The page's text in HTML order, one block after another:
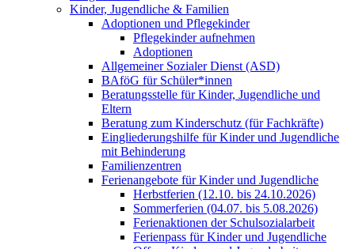
Kinder, Jugendliche & Familien
Adoptionen und Pflegekinder
Pflegekinder aufnehmen
Adoptionen
Allgemeiner Sozialer Dienst (ASD)
BAföG für Schüler*innen
Beratungsstelle für Kinder, Jugendliche und
Eltern
Beratung zum Kinderschutz (für Fachkräfte)
Eingliederungshilfe für Kinder und Jugendliche
mit Behinderung
Familienzentren
Ferienangebote für Kinder und Jugendliche
Herbstferien (12.10. bis 24.10.2026)
Sommerferien (04.07. bis 5.08.2026)
Ferienaktionen der Schulsozialarbeit
Ferienpass für Kinder und Jugendliche